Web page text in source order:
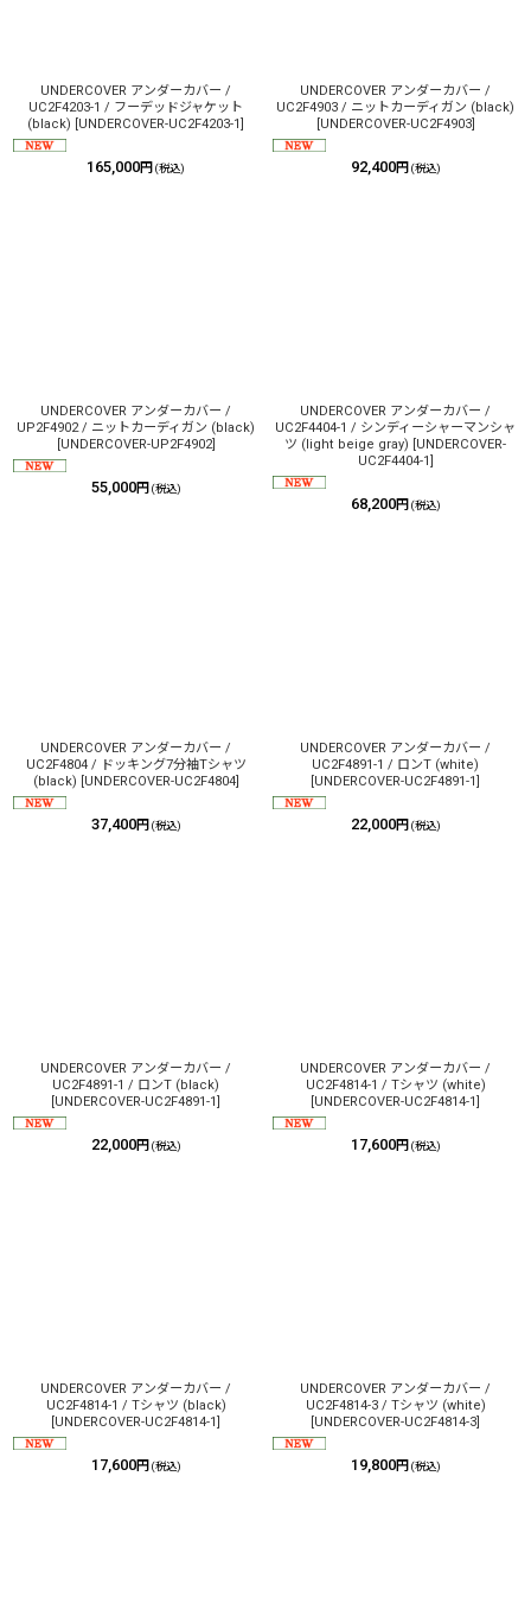
UNDERCOVER アンダーカバー /
UC2F4203-1 / フーデッドジャケット
(black)
UNDERCOVER-UC2F4203-1
165,000円 (税込)
UNDERCOVER アンダーカバー /
UC2F4903 / ニットカーディガン (black)
UNDERCOVER-UC2F4903]
92,400円 (税込)
UNDERCOVER アンダーカバー /
UP2F4902 / ニットカーディガン (black)
UNDERCOVER-UP2F4902]
55,000円 (税込)
UNDERCOVER アンダーカバー /
UC2F4404-1 / シンディーシャーマンシャ
ツ (light beige gray)
UNDERCOVER-
UC2F4404-1
68,200円 (税込)
UNDERCOVER アンダーカバー /
UC2F4804 / ドッキング7分袖Tシャツ
(black)
UNDERCOVER-UC2F4804]
37,400円 (税込)
UNDERCOVER アンダーカバー /
UC2F4891-1 / ロンT (white)
UNDERCOVER-UC2F4891-1
22,000円 (税込)
UNDERCOVER アンダーカバー /
UC2F4891-1 / ロンT (black)
UNDERCOVER-UC2F4891-1
22,000円 (税込)
UNDERCOVER アンダーカバー /
UC2F4814-1 / Tシャツ (white)
UNDERCOVER-UC2F4814-1
17,600円 (税込)
UNDERCOVER アンダーカバー /
UC2F4814-1 / Tシャツ (black)
UNDERCOVER-UC2F4814-1
17,600円 (税込)
UNDERCOVER アンダーカバー /
UC2F4814-3 / Tシャツ (white)
UNDERCOVER-UC2F4814-3
19,800円 (税込)